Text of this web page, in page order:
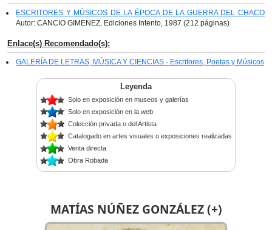
MATÍAS NÚÑEZ GONZÁLEZ (+)
ESCRITORES Y MÚSICOS DE LA ÉPOCA DE LA GUERRA DEL CHACO
Autor: CANCIO GIMENEZ, Ediciones Intento, 1987 (212 páginas)
Enlace(s) Recomendado(s):
GALERÍA DE LETRAS, MÚSICA Y CIENCIAS - Escritores, Poetas y Músicos
Leyenda
Solo en exposición en museos y galerías
Solo en exposición en la web
Colección privada o del Artista
Catalogado en artes visuales o exposiciones realizadas
Venta directa
Obra Robada